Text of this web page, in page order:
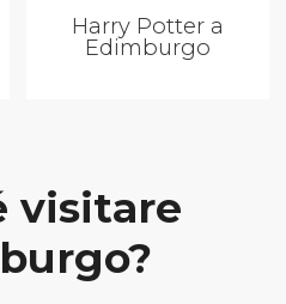
Harry Potter a
Edimburgo
visitare